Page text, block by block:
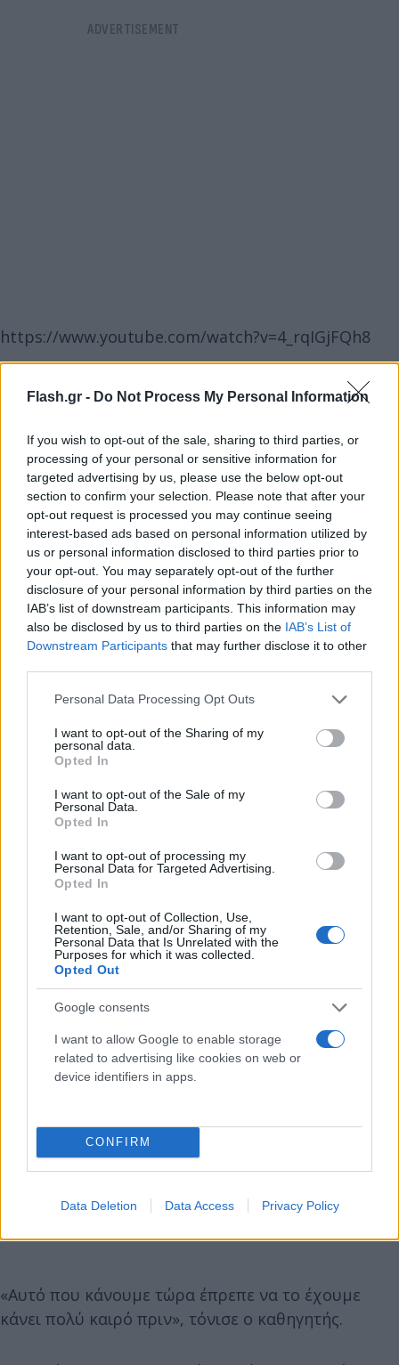
Flash.gr - Do Not Process My Personal Information
If you wish to opt-out of the sale, sharing to third parties, or
processing of your personal or sensitive information for
targeted advertising by us, please use the below opt-out
section to confirm your selection. Please note that after your
opt-out request is processed you may continue seeing
interest-based ads based on personal information utilized by
us or personal information disclosed to third parties prior to
your opt-out. You may separately opt-out of the further
disclosure of your personal information by third parties on the
IAB’s list of downstream participants. This information may
also be disclosed by us to third parties on the IAB’s List of
Downstream Participants that may further disclose it to other
Please note that this website/app uses one or more Google
not limited to your visit or usage behaviour. You may click to
grant or deny consent to Google and its third-party tags to
use your data for below specified purposes in below Google
consent section.
Personal Data Processing Opt Outs
I want to opt-out of the Sharing of my
personal data.
Opted In
I want to opt-out of the Sale of my
Personal Data.
Opted In
I want to opt-out of processing my
Personal Data for Targeted Advertising.
Opted In
I want to opt-out of Collection, Use,
Retention, Sale, and/or Sharing of my
Personal Data that Is Unrelated with the
Purposes for which it was collected.
Opted Out
Google consents
I want to allow Google to enable storage
related to advertising like cookies on web or
device identifiers in apps.
CONFIRM
Data Deletion Data Access Privacy Policy
https://www.youtube.com/watch?v=4_rqIGjFQh8
Τζανάκης: Να παρακαλάμε να μείνουν σταθερά
τα κρούσματα
Από την πλευρά του, ο καθηγητής πνευμονολογίας
Νίκος Τζανάκης μίλησε για την αλματώδη αύξηση
του αριθμού των κρουσμάτων και εξήγησε ότι
οφείλεται στο ρεκόρ επιτήρησης με πάνω από
400.000 διαγνωστικά τεστ που αποκαλύπτουν τους
ασυμπτωματικούς και τους ολιγοσυμπτωματικούς
που δεν θα εντοπίζονταν εάν γίνονταν λιγότερα
τεστ.
«Αυτό που κάνουμε τώρα έπρεπε να το έχουμε
κάνει πολύ καιρό πριν», τόνισε ο καθηγητής.